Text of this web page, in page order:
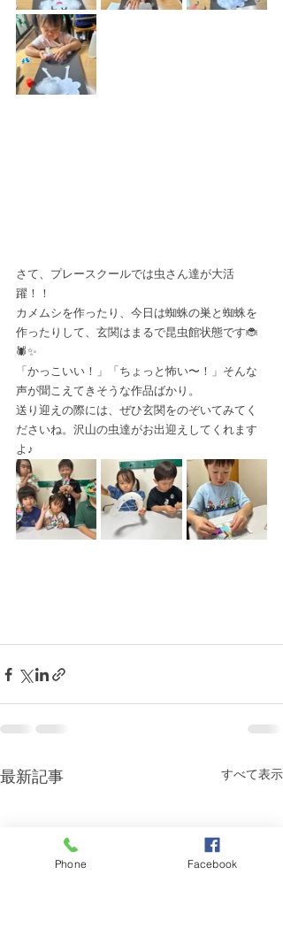
さて、プレースクールでは虫さん達が大活
躍！！
カメムシを作ったり、今日は蜘蛛の巣と蜘蛛を
作ったりして、玄関はまるで昆虫館状態です🐞
🕷️✨
「かっこいい！」「ちょっと怖い〜！」そんな
声が聞こえてきそうな作品ばかり。
送り迎えの際には、ぜひ玄関をのぞいてみてく
ださいね。沢山の虫達がお出迎えしてくれます
よ♪
最新記事 すべて表示
Phone Facebook